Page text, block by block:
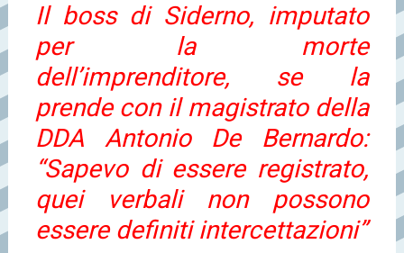
Il boss di Siderno, imputato
per la morte
dell’imprenditore, se la
prende con il magistrato della
DDA Antonio De Bernardo:
“Sapevo di essere registrato,
quei verbali non possono
essere definiti intercettazioni”